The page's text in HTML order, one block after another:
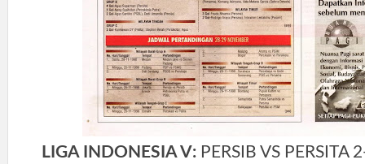
LIGA INDONESIA V: PERSIB VS